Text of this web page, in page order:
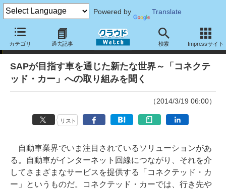
Powered by Translate
カテゴリ 過去記事 検索 Impressサイト
特別企画
SAPが目指す車を通じた新たな世界～「コネクテ
ッド・カー」への取り組みを聞く
（2014/3/19 06:00）
リスト
自動車業界でいま注目されているソリューションがあ
る。自動車がインターネット回線につながり、それを介
してさまざまなサービスを提供する「コネクテッド・カ
ー」というものだ。コネクテッド・カーでは、行き先や